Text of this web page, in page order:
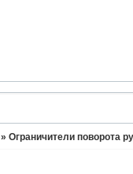
»Ограничители поворота